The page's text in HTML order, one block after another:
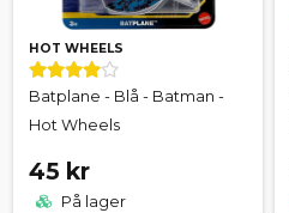
HOT WHEELS
Batplane - Blå - Batman -
Hot Wheels
45 kr
På lager